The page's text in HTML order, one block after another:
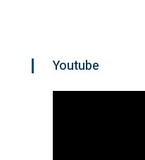
Youtube